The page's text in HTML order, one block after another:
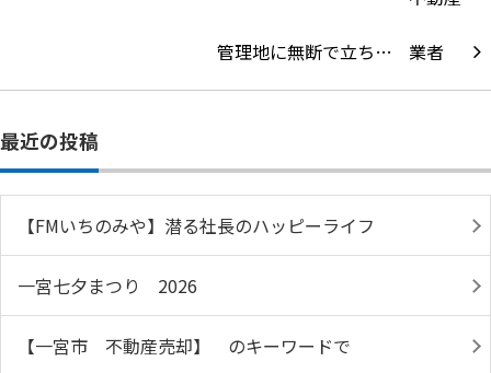
管理地に無断で立ち…
最近の投稿
【FMいちのみや】潜る社長のハッピーライフ
一宮七夕まつり 2026
【一宮市 不動産売却】 のキーワードで